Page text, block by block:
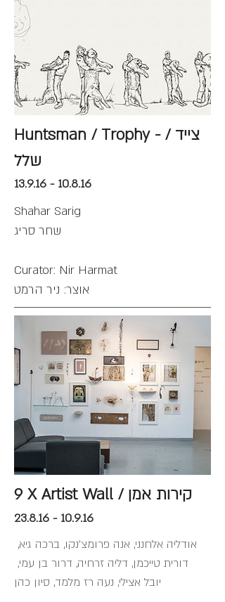
Huntsman / Trophy - צייד /
שלל
13.9.16 - 10.8.16
Shahar Sarig
שחר סריג
Curator: Nir Harmat
אוצר: ניר הרמט
9 X Artist Wall / קירות אמן
23.8.16 - 10.9.16
אודליה אלחנני, אנה פרומצ׳נקו, ברכה גיא,
דורית טייכמן, דליה זרחיה, דרור בן עמי,
יובל אצילי, נעה רז מלמד, סיון כהן